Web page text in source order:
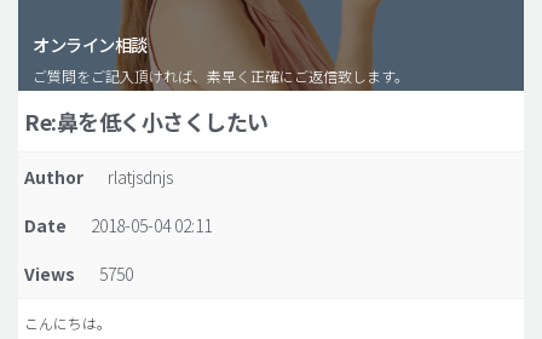
脂肪注入(アンチエイジング)
豊胸手術・バストアップ
プチ整形
idリアルストーリー
idニュース
病院紹介
オンライン相談
ご質問をご記入頂ければ、素早く正確にご返信致します。
Re:鼻を低く小さくしたい
Author
rlatjsdnjs
Date
2018-05-04 02:11
Views
5750
こんにちは。